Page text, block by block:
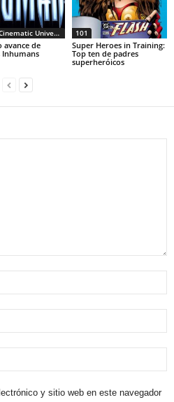
Marvel Cinematic Universe
avance de
Inhumans
101
Super Heroes in Training:
Top ten de padres
superheróicos
y sitio web en este navegador